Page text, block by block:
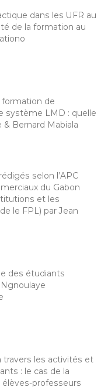
dans les UFR au
de la formation au
de
système LMD : quelle
& Bernard Mabiala
selon l’APC
du Gabon
et les
le FPL) par Jean
des étudiants
travers les activités et
: le cas de la
professeurs